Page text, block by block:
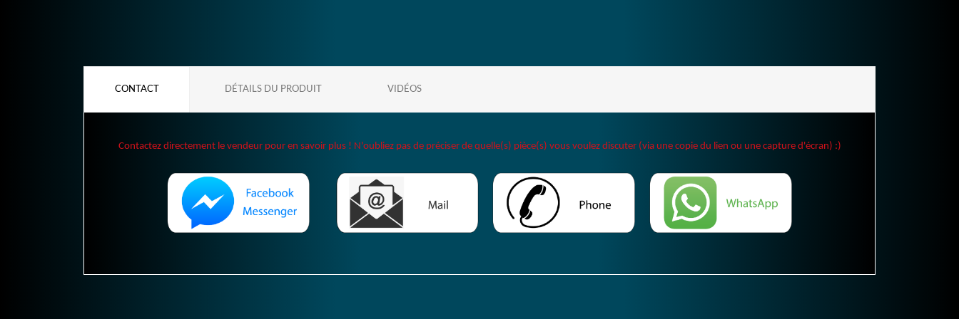
CONTACT DÉTAILS DU PRODUIT VIDÉOS
Contactez directement le vendeur pour en savoir plus ! N'oubliez pas de préciser de quelle(s) pièce(s) vous voulez discuter (via une copie du lien ou une capture d'écran) :)